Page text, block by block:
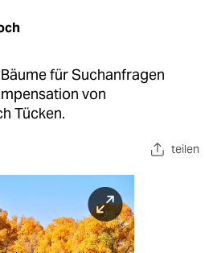
für Suchanfragen
von
Tücken.
teilen